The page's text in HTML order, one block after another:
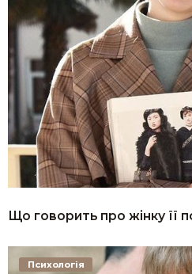
Що говорить про жінку її
Психологія